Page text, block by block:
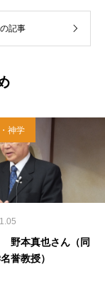
記事
神学
野本真也さん（同
誉教授）